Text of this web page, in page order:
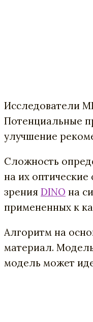
Исследователи
Потенциальные
улучшение
Сложность
на их
зрения DINO на
примененных к
Алгоритм на
материал.
модель может